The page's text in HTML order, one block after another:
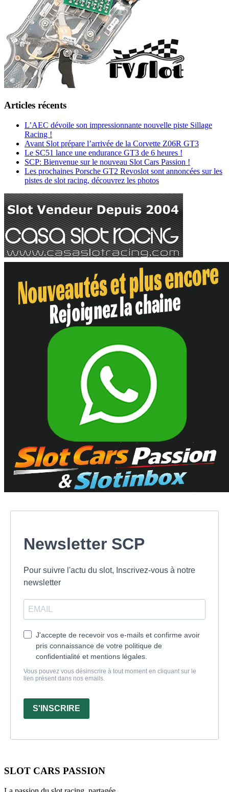
Articles récents
L’AEC dévoile son impressionnante nouvelle piste Sillage
Racing !
Avant Slot prépare l’arrivée de la Corvette Z06R GT3
Le SC51 lance une endurance GT3 de 6 heures !
SCP: Bienvenue sur le nouveau Slot Cars Passion !
Les prochaines Porsche GT2 Revoslot sont annoncées sur les
pistes de slot racing, découvrez les photos
Newsletter SCP
Pour suivre l'actu du slot, Inscrivez-vous à notre
newsletter
J'accepte de recevoir vos e-mails et confirme avoir
pris connaissance de votre politique de
confidentialité et mentions légales.
Vous pouvez vous désinscrire à tout moment en cliquant sur le
lien présent dans nos emails.
S'INSCRIRE
SLOT CARS PASSION